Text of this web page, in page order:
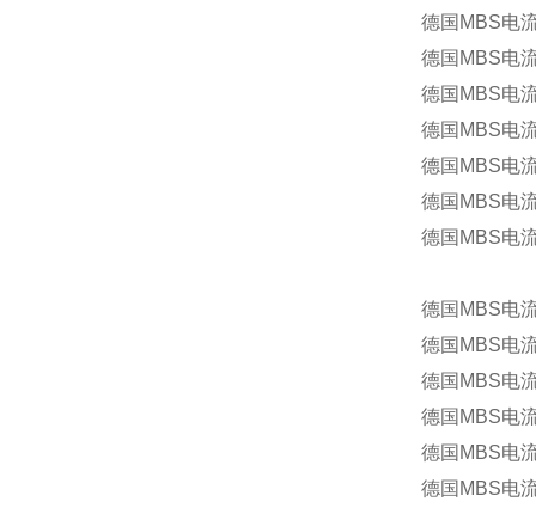
德国MBS电
德国MBS电
德国MBS电
德国MBS电
德国MBS电
德国MBS电
德国MBS电
德国MBS电
德国MBS电
德国MBS电
德国MBS电
德国MBS电
德国MBS电